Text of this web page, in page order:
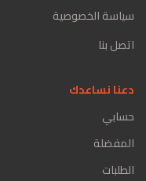
سياسة الخصوصية
اتصل بنا
دعنا نساعدك
حسابي
المفضلة
الطلبات